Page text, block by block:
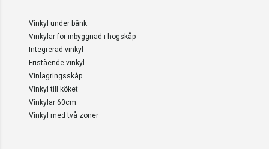
Vinkyl under bänk
Vinkylar för inbyggnad i högskåp
Integrerad vinkyl
Fristående vinkyl
Vinlagringsskåp
Vinkyl till köket
Vinkylar 60cm
Vinkyl med två zoner